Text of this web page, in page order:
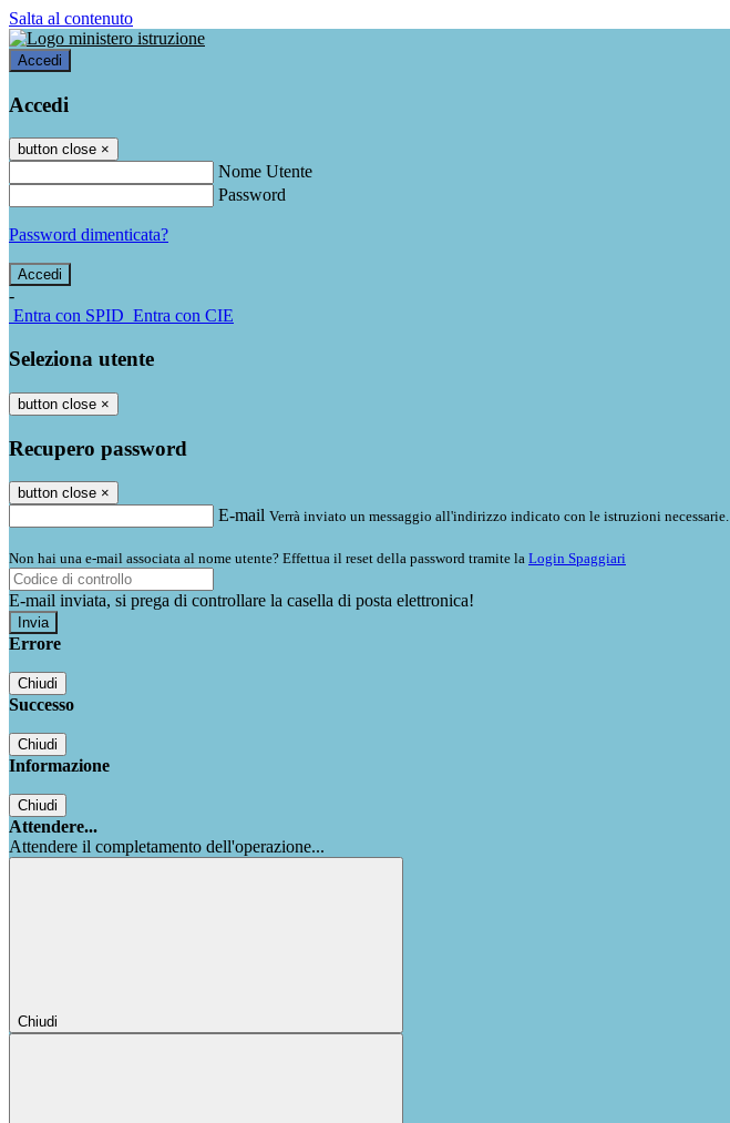
Salta al contenuto
Accedi
Accedi
button close ×
Nome Utente
Password
Password dimenticata?
-
Entra con SPID Entra con CIE
Seleziona utente
button close ×
Recupero password
button close ×
E-mail Verrà inviato un messaggio all'indirizzo indicato con le istruzioni necessarie.
Non hai una e-mail associata al nome utente? Effettua il reset della password tramite la Login Spaggiari
E-mail inviata, si prega di controllare la casella di posta elettronica!
Errore
Chiudi
Successo
Chiudi
Informazione
Chiudi
Attendere...
Attendere il completamento dell'operazione...
Chiudi